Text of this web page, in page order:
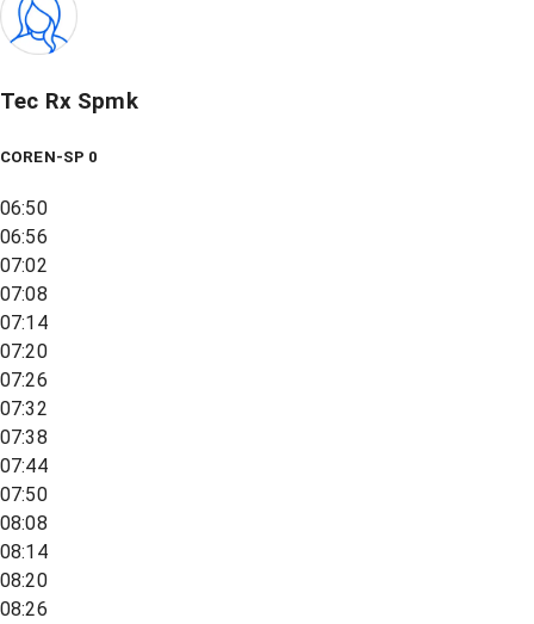
Tec Rx Spmk
COREN-SP 0
06:50
06:56
07:02
07:08
07:14
07:20
07:26
07:32
07:38
07:44
07:50
08:08
08:14
08:20
08:26